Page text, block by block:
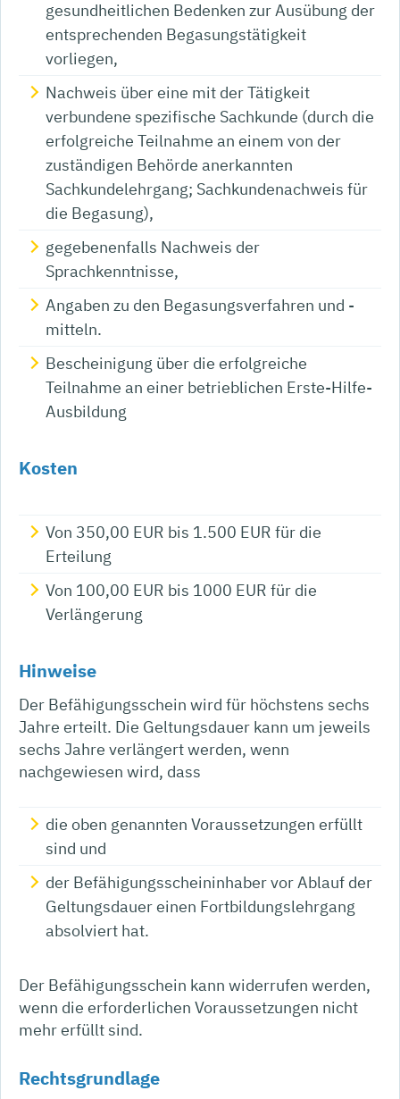
gesundheitlichen Bedenken zur Ausübung der
entsprechenden Begasungstätigkeit
vorliegen,
Nachweis über eine mit der Tätigkeit
verbundene spezifische Sachkunde (durch die
erfolgreiche Teilnahme an einem von der
zuständigen Behörde anerkannten
Sachkundelehrgang; Sachkundenachweis für
die Begasung),
gegebenenfalls Nachweis der
Sprachkenntnisse,
Angaben zu den Begasungsverfahren und -
mitteln.
Bescheinigung über die erfolgreiche
Teilnahme an einer betrieblichen Erste-Hilfe-
Ausbildung
Kosten
Von 350,00 EUR bis 1.500 EUR für die
Erteilung
Von 100,00 EUR bis 1000 EUR für die
Verlängerung
Hinweise
Der Befähigungsschein wird für höchstens sechs
Jahre erteilt. Die Geltungsdauer kann um jeweils
sechs Jahre verlängert werden, wenn
nachgewiesen wird, dass
die oben genannten Voraussetzungen erfüllt
sind und
der Befähigungsscheininhaber vor Ablauf der
Geltungsdauer einen Fortbildungslehrgang
absolviert hat.
Der Befähigungsschein kann widerrufen werden,
wenn die erforderlichen Voraussetzungen nicht
mehr erfüllt sind.
Rechtsgrundlage